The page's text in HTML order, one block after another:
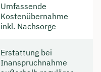
Umfassende
Kostenübernahme
inkl. Nachsorge
Erstattung bei
Inanspruchnahme